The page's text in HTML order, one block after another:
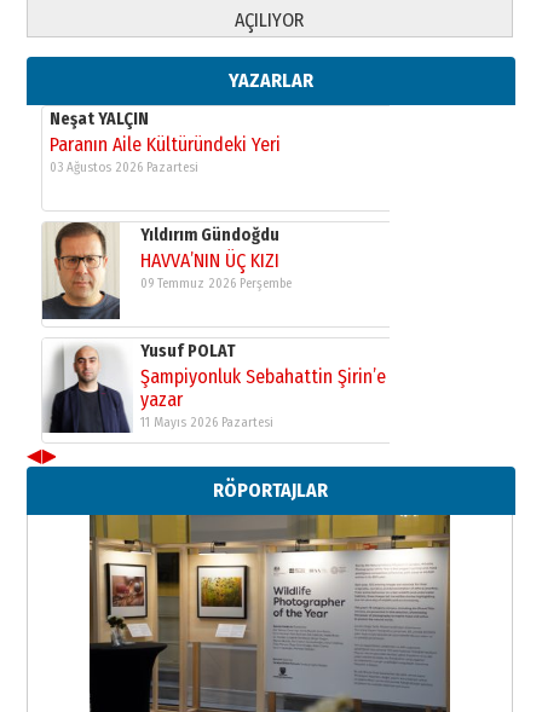
AÇILIYOR
YAZARLAR
Şampiyonluk Sebahattin Şirin’e
yazar
11 Mayıs 2026 Pazartesi
Neşat YALÇIN
Paranın Aile Kültüründeki Yeri
03 Ağustos 2026 Pazartesi
Yıldırım Gündoğdu
HAVVA’NIN ÜÇ KIZI
09 Temmuz 2026 Perşembe
Yusuf POLAT
Şampiyonluk Sebahattin Şirin’e
yazar
11 Mayıs 2026 Pazartesi
Neşat YALÇIN
Paranın Aile Kültüründeki Yeri
03 Ağustos 2026 Pazartesi
Yıldırım Gündoğdu
HAVVA’NIN ÜÇ KIZI
09 Temmuz 2026 Perşembe
Yusuf POLAT
◀▶
RÖPORTAJLAR